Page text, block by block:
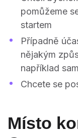
pomůžeme
startem
Případně
nějakým
například
Chcete se
Místo